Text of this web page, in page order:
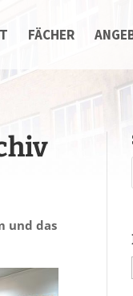
FÄCHER
und das